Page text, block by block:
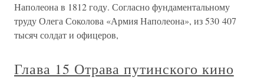
Наполеона в 1812 году. Согласно фундаментальному
труду Олега Соколова «Армия Наполеона», из 530 407
тысяч солдат и офицеров,
Глава 15 Отрава путинского кино